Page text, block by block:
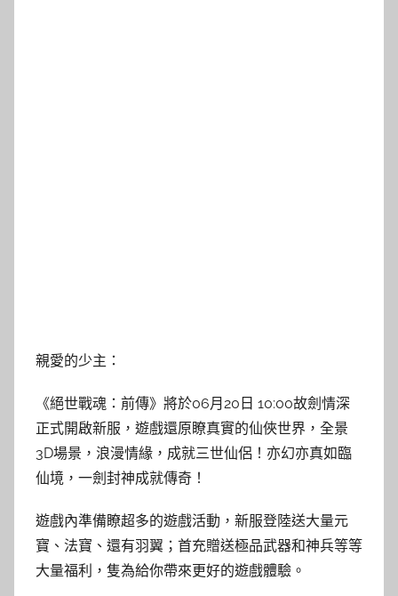
親愛的少主：
《絕世戰魂：前傳》將於06月20日 10:00故劍情深
正式開啟新服，遊戲還原瞭真實的仙俠世界，全景
3D場景，浪漫情緣，成就三世仙侶！亦幻亦真如臨
仙境，一劍封神成就傳奇！
遊戲內準備瞭超多的遊戲活動，新服登陸送大量元
寶、法寶、還有羽翼；首充贈送極品武器和神兵等等
大量福利，隻為給你帶來更好的遊戲體驗。